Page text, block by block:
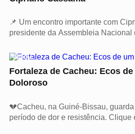
📌 Um encontro importante com Cipriano Cassamá, ex-
presidente da Assembleia Nacional
GERAL
Fortaleza de Cacheu: Ecos
Doloroso
💔Cacheu, na Guiné-Bissau,
período de dor e resistência. Clique